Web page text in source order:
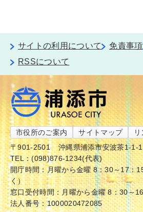
サイトの利用について 免責事項
RSSについて
市役所のご案内 サイトマップ
〒901-2501
沖縄県浦添市安波茶1-1-1
TEL：(098)876-1234(代表)
開庁時間：月曜から金曜 8：30～17：
く）
窓口受付時間：月曜から金曜 8：30～
法人番号：1000020472085